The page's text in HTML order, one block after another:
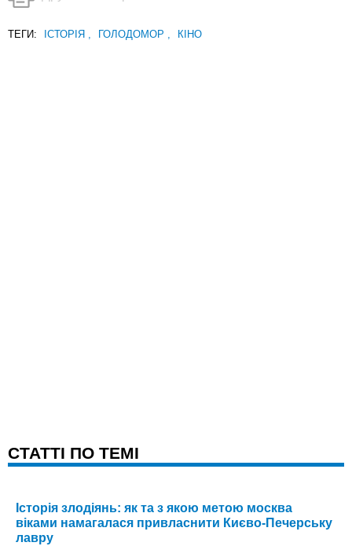
ТЕГИ: ІСТОРІЯ , ГОЛОДОМОР , КІНО
CТАТТІ ПО ТЕМІ
Історія злодіянь: як та з якою метою москва
віками намагалася привласнити Києво-Печерську
лавру